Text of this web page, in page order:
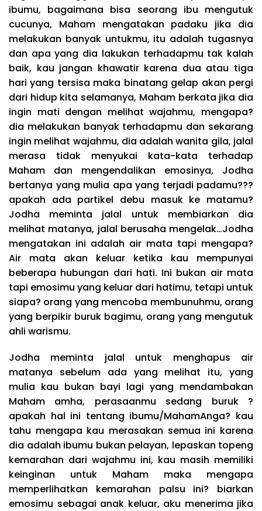
ibumu, bagaimana bisa seorang ibu mengutuk
cucunya, Maham mengatakan padaku jika dia
melakukan banyak untukmu, itu adalah tugasnya
dan apa yang dia lakukan terhadapmu tak kalah
baik, kau jangan khawatir karena dua atau tiga
hari yang tersisa maka binatang gelap akan pergi
dari hidup kita selamanya, Maham berkata jika dia
ingin mati dengan melihat wajahmu, mengapa?
dia melakukan banyak terhadapmu dan sekarang
ingin melihat wajahmu, dia adalah wanita gila, jalal
merasa tidak menyukai kata-kata terhadap
Maham dan mengendalikan emosinya, Jodha
bertanya yang mulia apa yang terjadi padamu???
apakah ada partikel debu masuk ke matamu?
Jodha meminta jalal untuk membiarkan dia
melihat matanya, jalal berusaha mengelak…Jodha
mengatakan ini adalah air mata tapi mengapa?
Air mata akan keluar ketika kau mempunyai
beberapa hubungan dari hati. Ini bukan air mata
tapi emosimu yang keluar dari hatimu, tetapi untuk
siapa? orang yang mencoba membunuhmu, orang
yang berpikir buruk bagimu, orang yang mengutuk
ahli warismu.
Jodha meminta jalal untuk menghapus air
matanya sebelum ada yang melihat itu, yang
mulia kau bukan bayi lagi yang mendambakan
Maham amha, perasaanmu sedang buruk ?
apakah hal ini tentang ibumu/MahamAnga? kau
tahu mengapa kau merasakan semua ini karena
dia adalah ibumu bukan pelayan, lepaskan topeng
kemarahan dari wajahmu ini, kau masih memiliki
keinginan untuk Maham maka mengapa
memperlihatkan kemarahan palsu ini? biarkan
emosimu sebagai anak keluar, aku menerima jika